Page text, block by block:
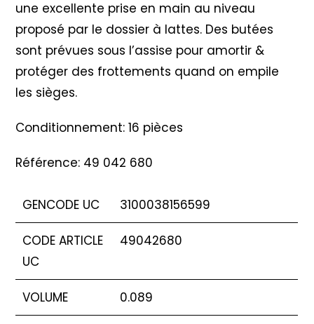
une excellente prise en main au niveau
proposé par le dossier à lattes. Des butées
sont prévues sous l’assise pour amortir &
protéger des frottements quand on empile
les sièges.
Conditionnement: 16 pièces
Référence: 49 042 680
GENCODE UC 3100038156599
CODE ARTICLE
UC
49042680
VOLUME 0.089